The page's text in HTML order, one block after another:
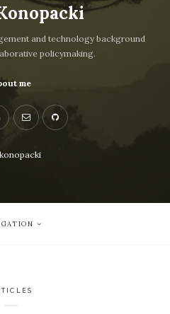
and technology background
policymaking.
me